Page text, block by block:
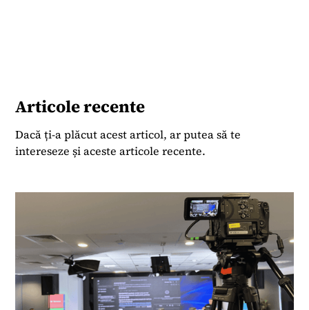
Articole recente
Dacă ți-a plăcut acest articol, ar putea să te
intereseze și aceste articole recente.